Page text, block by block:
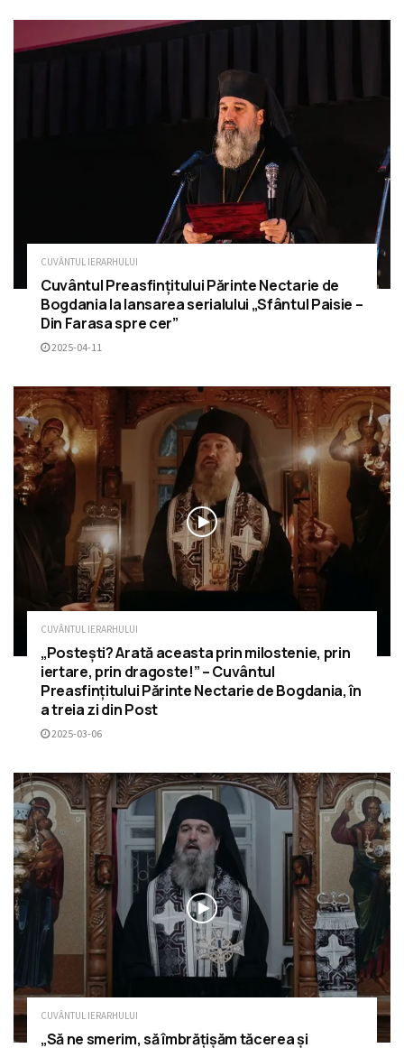
CUVÂNTUL IERARHULUI
Cuvântul Preasfințitului Părinte Nectarie de
Bogdania la lansarea serialului „Sfântul Paisie –
Din Farasa spre cer”
2025-04-11
CUVÂNTUL IERARHULUI
„Postești? Arată aceasta prin milostenie, prin
iertare, prin dragoste!” – Cuvântul
Preasfințitului Părinte Nectarie de Bogdania, în
a treia zi din Post
2025-03-06
CUVÂNTUL IERARHULUI
„Să ne smerim, să îmbrățișăm tăcerea și